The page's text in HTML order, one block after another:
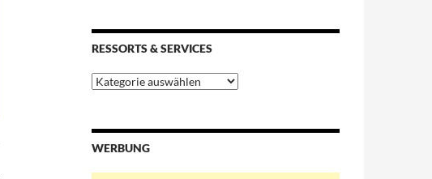
RESSORTS & SERVICES
Ressorts
&
WERBUNG